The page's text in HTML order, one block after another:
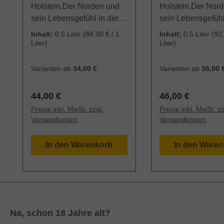
Holstein.Der Norden und
sein Lebensgefühl in der
Flasche!Destilliert in
kleinen Batches. Jede
handsigniert.Verpackt in
CocktailrezeptThe
Northman Gin wird von
viel Liebe zum Detail an
Holsteins destilliert &
schlichte Eleganz, sondern
Inhalt: 0.5 Liter (88,00 € / 1
Liter)
Varianten ab 34,00 €
Regulärer Preis:
44,00 €
Preise inkl. MwSt. zzgl.
Versandkosten
In den Warenkorb
Holstein.Der
sein
kleinen Batches.
CocktailrezeptThe
Northman Gin wird
viel Liebe zum
Holsteins
schlichte
Inhalt: 0.5 Liter
Liter)
Varianten ab 36,00
Regulärer Preis:
46,00 €
Preise inkl. MwSt.
Versandkosten
In den
Na, schon 18 Jahre alt?